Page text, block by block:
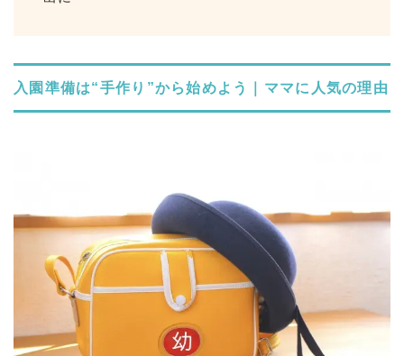
入園準備は“手作り”から始めよう｜ママに人気の理由